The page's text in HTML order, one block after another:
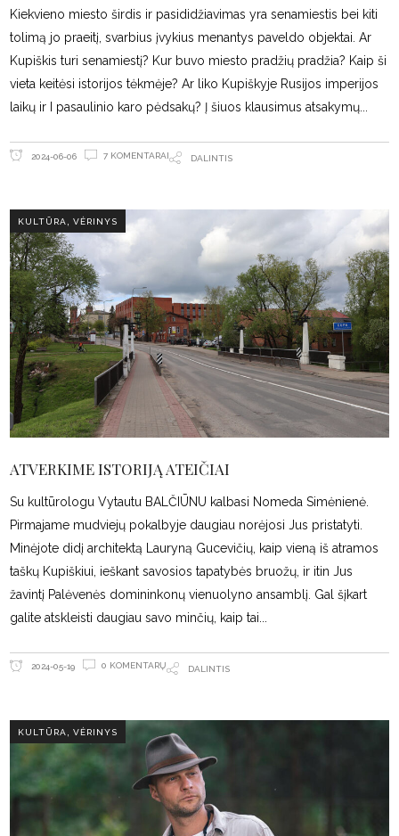
Kiekvieno miesto širdis ir pasididžiavimas yra senamiestis bei kiti
tolimą jo praeitį, svarbius įvykius menantys paveldo objektai. Ar
Kupiškis turi senamiestį? Kur buvo miesto pradžių pradžia? Kaip ši
vieta keitėsi istorijos tėkmėje? Ar liko Kupiškyje Rusijos imperijos
laikų ir I pasaulinio karo pėdsakų? Į šiuos klausimus atsakymų
2024-06-06 7 KOMENTARAI DALINTIS
KULTŪRA ,VĖRINYS
ATVERKIME ISTORIJĄ ATEIČIAI
Su kultūrologu Vytautu BALČIŪNU kalbasi Nomeda Simėnienė.
Pirmajame mudviejų pokalbyje daugiau norėjosi Jus pristatyti.
Minėjote didį architektą Lauryną Gucevičių, kaip vieną iš atramos
taškų Kupiškiui, ieškant savosios tapatybės bruožų, ir itin Jus
žavintį Palėvenės domininkonų vienuolyno ansamblį. Gal šįkart
galite atskleisti daugiau savo minčių, kaip tai
2024-05-19 0 KOMENTARŲ DALINTIS
KULTŪRA ,VĖRINYS